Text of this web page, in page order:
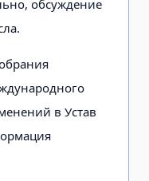
обсуждение
в Устав